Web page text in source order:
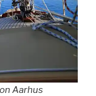
Aarhus